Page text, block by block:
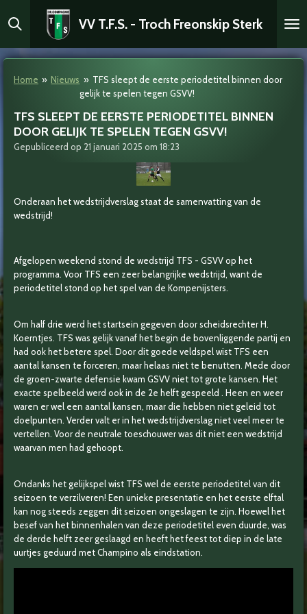
direct
de
VV T.F.S. - Troch Freonskip Sterk
Home » Nieuws » TFS sleept de eerste periodetitel binnen door
gelijk te spelen tegen GSVV!
TFS SLEEPT DE EERSTE PERIODETITEL BINNEN
DOOR GELIJK TE SPELEN TEGEN GSVV!
Gepubliceerd op 21 januari 2025 om 18:23
Onderaan het wedstrijdverslag staat de samenvatting van de
wedstrijd!
Afgelopen weekend stond de wedstrijd TFS - GSVV op het
programma. Voor TFS een zeer belangrijke wedstrijd, want de
periodetitel stond op het spel van de Kompenijsters.
Om half drie werd het startsein gegeven door scheidsrechter H.
Koerntjes. TFS was gelijk vanaf het begin de bovenliggende partij en
had ook het betere spel. Door dit goede veldspel wist TFS een
aantal kansen te forceren, maar helaas niet te benutten. Mede door
de groen-zwarte defensie kwam GSVV niet tot grote kansen. Het
exacte spelbeeld werd ook in de 2e helft gespeeld . Heen en weer
waren er wel een aantal kansen, maar die hebben niet geleid tot
doelpunten. Verder valt er in het wedstrijdverslag niet veel meer te
vertellen. Voor de neutrale toeschouwer was dit niet een wedstrijd
waarvan men had gehoopt.
Ondanks het gelijkspel wist TFS wel de eerste periodetitel van dit
seizoen te verzilveren! Een unieke presentatie en het eerste elftal
kan nog steeds zeggen dit seizoen ongeslagen te zijn. Hoewel het
besef van het binnenhalen van deze periodetitel even duurde, was
de derde helft zeer geslaagd en heeft het feest tot diep in de late
uurtjes geduurd met Champino als eindstation.